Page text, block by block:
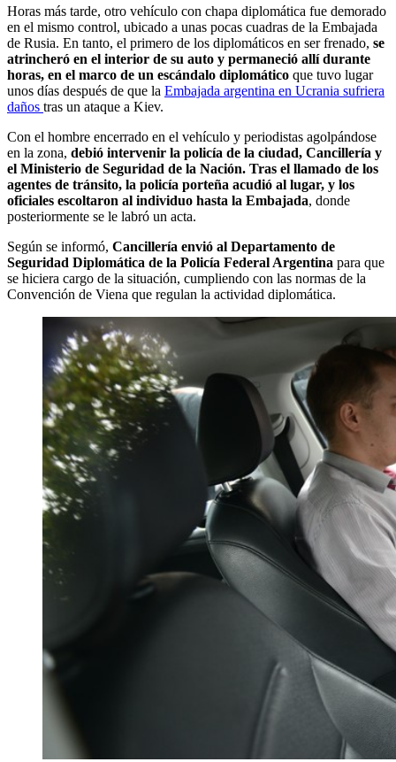
Horas más tarde, otro vehículo con chapa diplomática fue demorado
en el mismo control, ubicado a unas pocas cuadras de la Embajada
de Rusia. En tanto, el primero de los diplomáticos en ser frenado, se
atrincheró en el interior de su auto y permaneció allí durante
horas, en el marco de un escándalo diplomático que tuvo lugar
unos días después de que la Embajada argentina en Ucrania sufriera
daños tras un ataque a Kiev.
Con el hombre encerrado en el vehículo y periodistas agolpándose
en la zona, debió intervenir la policía de la ciudad, Cancillería y
el Ministerio de Seguridad de la Nación. Tras el llamado de los
agentes de tránsito, la policía porteña acudió al lugar, y los
oficiales escoltaron al individuo hasta la Embajada, donde
posteriormente se le labró un acta.
Según se informó, Cancillería envió al Departamento de
Seguridad Diplomática de la Policía Federal Argentina para que
se hiciera cargo de la situación, cumpliendo con las normas de la
Convención de Viena que regulan la actividad diplomática.